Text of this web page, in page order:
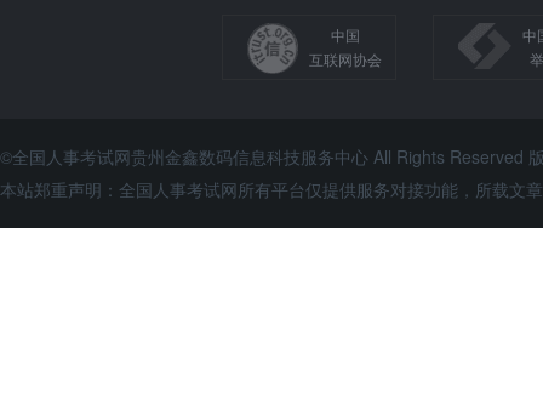
中国
互联网协会
中
©全国人事考试网贵州金鑫数码信息科技服务中心 All Rights Reserved
本站郑重声明：全国人事考试网所有平台仅提供服务对接功能，所载文